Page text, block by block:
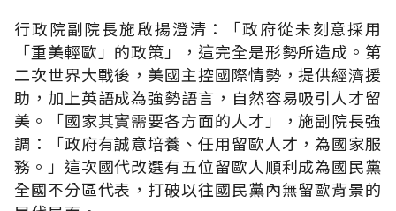
行政院副院長施啟揚澄清：「政府從未刻意採用
「重美輕歐」的政策」，這完全是形勢所造成。第
二次世界大戰後，美國主控國際情勢，提供經濟援
助，加上英語成為強勢語言，自然容易吸引人才留
美。「國家其實需要各方面的人才」，施副院長強
調：「政府有誠意培養、任用留歐人才，為國家服
務。」這次國代改選有五位留歐人順利成為國民黨
全國不分區代表，打破以往國民黨內無留歐背景的